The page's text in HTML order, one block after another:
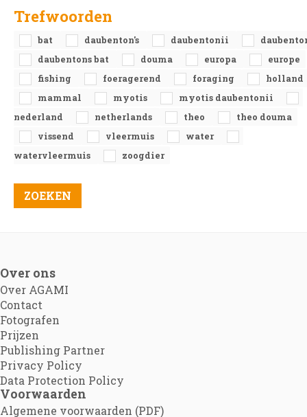
Trefwoorden
bat daubenton's daubentonii
daubentons bat
douma europa
europe
fishing
foeragerend foraging
holland
mammal
myotis
myotis daubentonii
nederland
netherlands theo
theo douma
vissend
vleermuis
water
watervleermuis
zoogdier
Over ons
Over AGAMI
Contact
Fotografen
Prijzen
Publishing Partner
Privacy Policy
Data Protection Policy
Voorwaarden
Algemene voorwaarden (PDF)